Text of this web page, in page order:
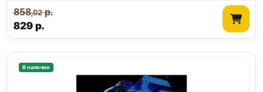
829р.
858,02р.
В наличии